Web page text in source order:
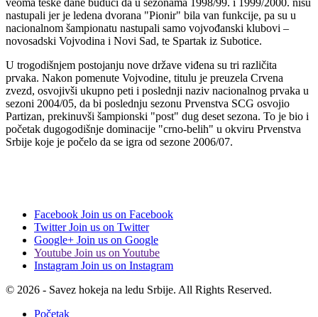
nastupali jer je ledena dvorana "Pionir" bila van funkcije, pa su u
nacionalnom šampionatu nastupali samo vojvođanski klubovi –
novosadski Vojvodina i Novi Sad, te Spartak iz Subotice.
U trogodišnjem postojanju nove države viđena su tri različita
prvaka. Nakon pomenute Vojvodine, titulu je preuzela Crvena
zvezd, osvojivši ukupno peti i poslednji naziv nacionalnog prvaka u
sezoni 2004/05, da bi poslednju sezonu Prvenstva SCG osvojio
Partizan, prekinuvši šampionski "post" dug deset sezona. To je bio i
početak dugogodišnje dominacije "crno-belih" u okviru Prvenstva
Srbije koje je počelo da se igra od sezone 2006/07.
Facebook Join us on Facebook
Twitter Join us on Twitter
Google+ Join us on Google
Youtube Join us on Youtube
Instagram Join us on Instagram
© 2026 - Savez hokeja na ledu Srbije. All Rights Reserved.
Početak